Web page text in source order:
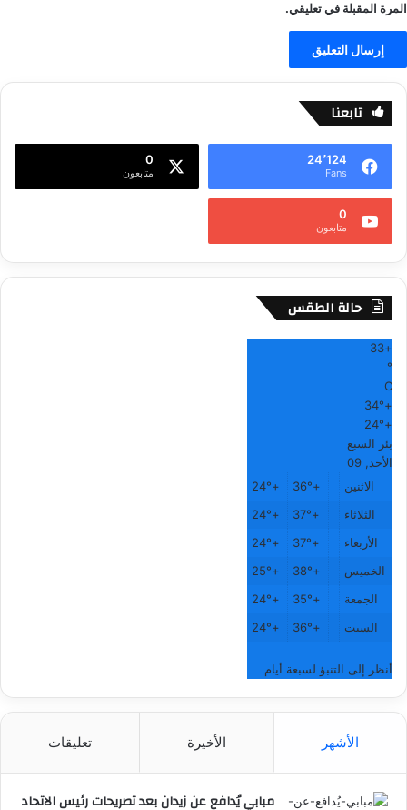
المرة المقبلة في تعليقي.
تابعنا
24٬124
Fans
0
متابعون
0
متابعون
حالة الطقس
+
33
°
C
+
34°
+
24°
بئر السبع
الأحد, 09
الاثنين
+
36°
+
24°
الثلاثاء
+
37°
+
24°
الأربعاء
+
37°
+
24°
الخميس
+
38°
+
25°
الجمعة
+
35°
+
24°
السبت
+
36°
+
24°
أنظر إلى التنبؤ لسبعة أيام
الأشهر الأخيرة تعليقات
مبابي يُدافع عن زيدان بعد تصريحات رئيس الاتحاد